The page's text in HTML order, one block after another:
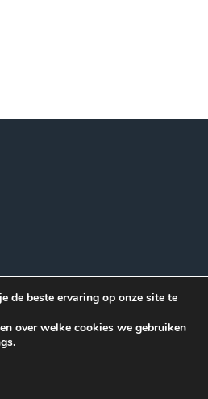
de beste ervaring op onze site te
over welke cookies we gebruiken
.